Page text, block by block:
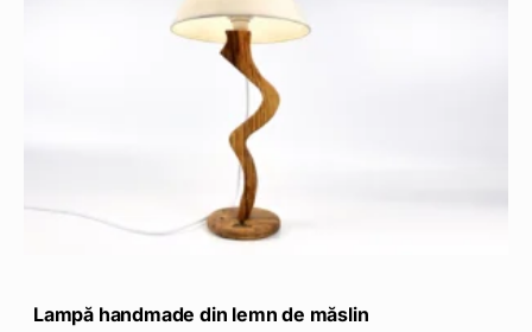
Lampă handmade din lemn de măslin